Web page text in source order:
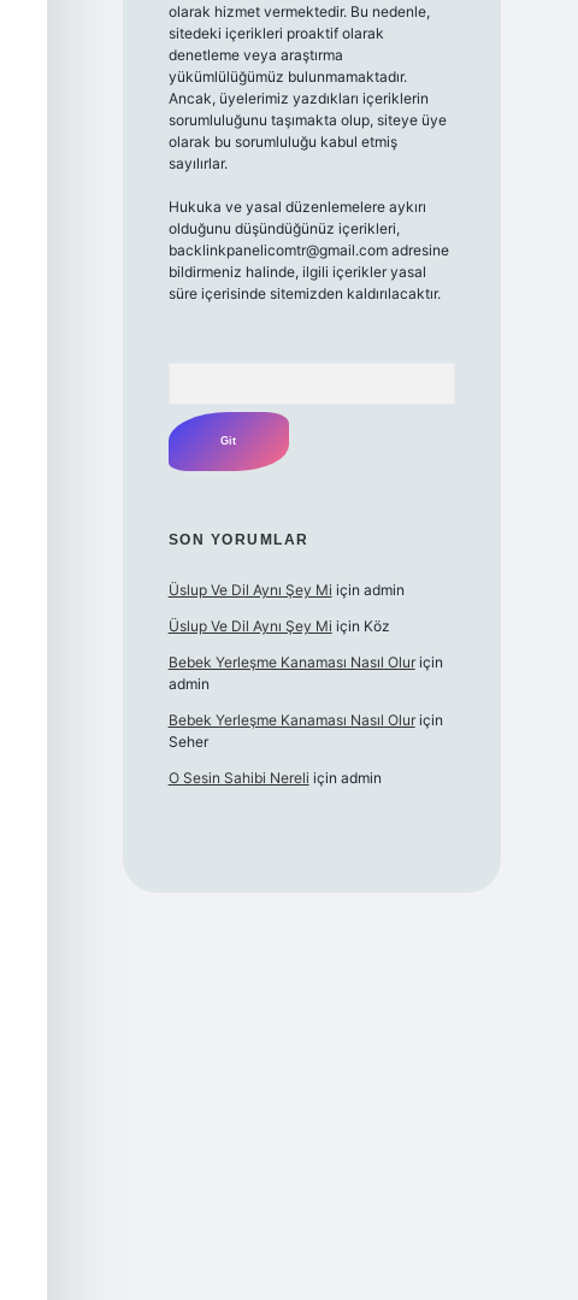
olarak hizmet vermektedir. Bu nedenle,
sitedeki içerikleri proaktif olarak
denetleme veya araştırma
yükümlülüğümüz bulunmamaktadır.
Ancak, üyelerimiz yazdıkları içeriklerin
sorumluluğunu taşımakta olup, siteye üye
olarak bu sorumluluğu kabul etmiş
sayılırlar.
Hukuka ve yasal düzenlemelere aykırı
olduğunu düşündüğünüz içerikleri,
backlinkpanelicomtr@gmail.comadresine
bildirmeniz halinde, ilgili içerikler yasal
süre içerisinde sitemizden kaldırılacaktır.
SON YORUMLAR
Üslup Ve Dil Aynı Şey Mi için admin
Üslup Ve Dil Aynı Şey Mi için Köz
Bebek Yerleşme Kanaması Nasıl Oluriçin
admin
Bebek Yerleşme Kanaması Nasıl Oluriçin
Seher
O Sesin Sahibi Nereli için admin